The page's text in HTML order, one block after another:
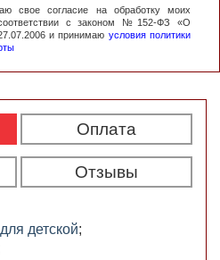
свое согласие на обработку моих
с законом №152-ФЗ «О
и принимаю условия политики
Оплата
Отзывы
детской;